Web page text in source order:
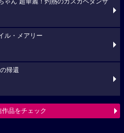
ゃん 超華麗！灼熱のカスカベダンサ
ル・メアリー
帰還
品をチェック